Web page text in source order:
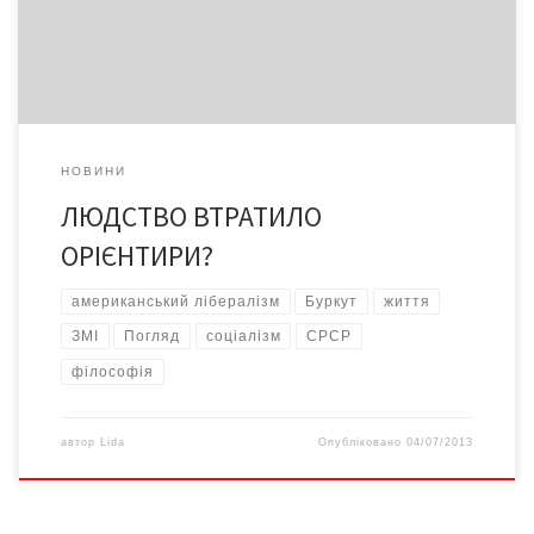
НОВИНИ
ЛЮДСТВО ВТРАТИЛО
ОРІЄНТИРИ?
американський лібералізм Буркут життя
ЗМІ Погляд соціалізм СРСР
філософія
автор Lida Опубліковано04/07/2013